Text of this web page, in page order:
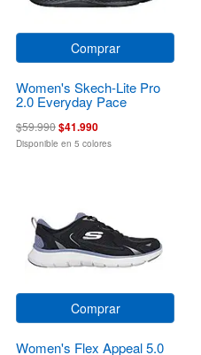
Comprar
Women's Skech-Lite Pro
2.0 Everyday Pace
$59.990$41.990
Disponible en 5 colores
Comprar
Women's Flex Appeal 5.0